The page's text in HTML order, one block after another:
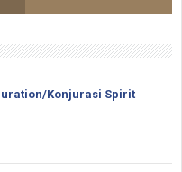
Konjurasi Spirit